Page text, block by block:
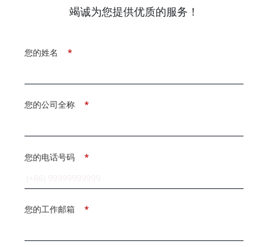
竭诚为您提供优质的服务！
*
您的姓名
*
您的公司全称
*
您的电话号码
*
您的工作邮箱